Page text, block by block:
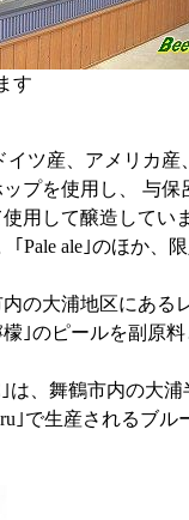
す
ツ産、アメリカ産
プを使用し、 与
用して醸造してい
Pale ale｣のほか、
の大浦地区にある
｣のピールを副原
は、舞鶴市内の大
｣で生産されるブ